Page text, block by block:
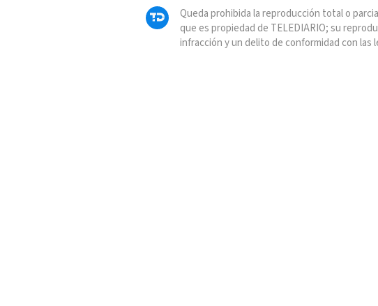
Queda prohibida la reproducción total o
que es propiedad de TELEDIARIO; su
infracción y un delito de conformidad con las